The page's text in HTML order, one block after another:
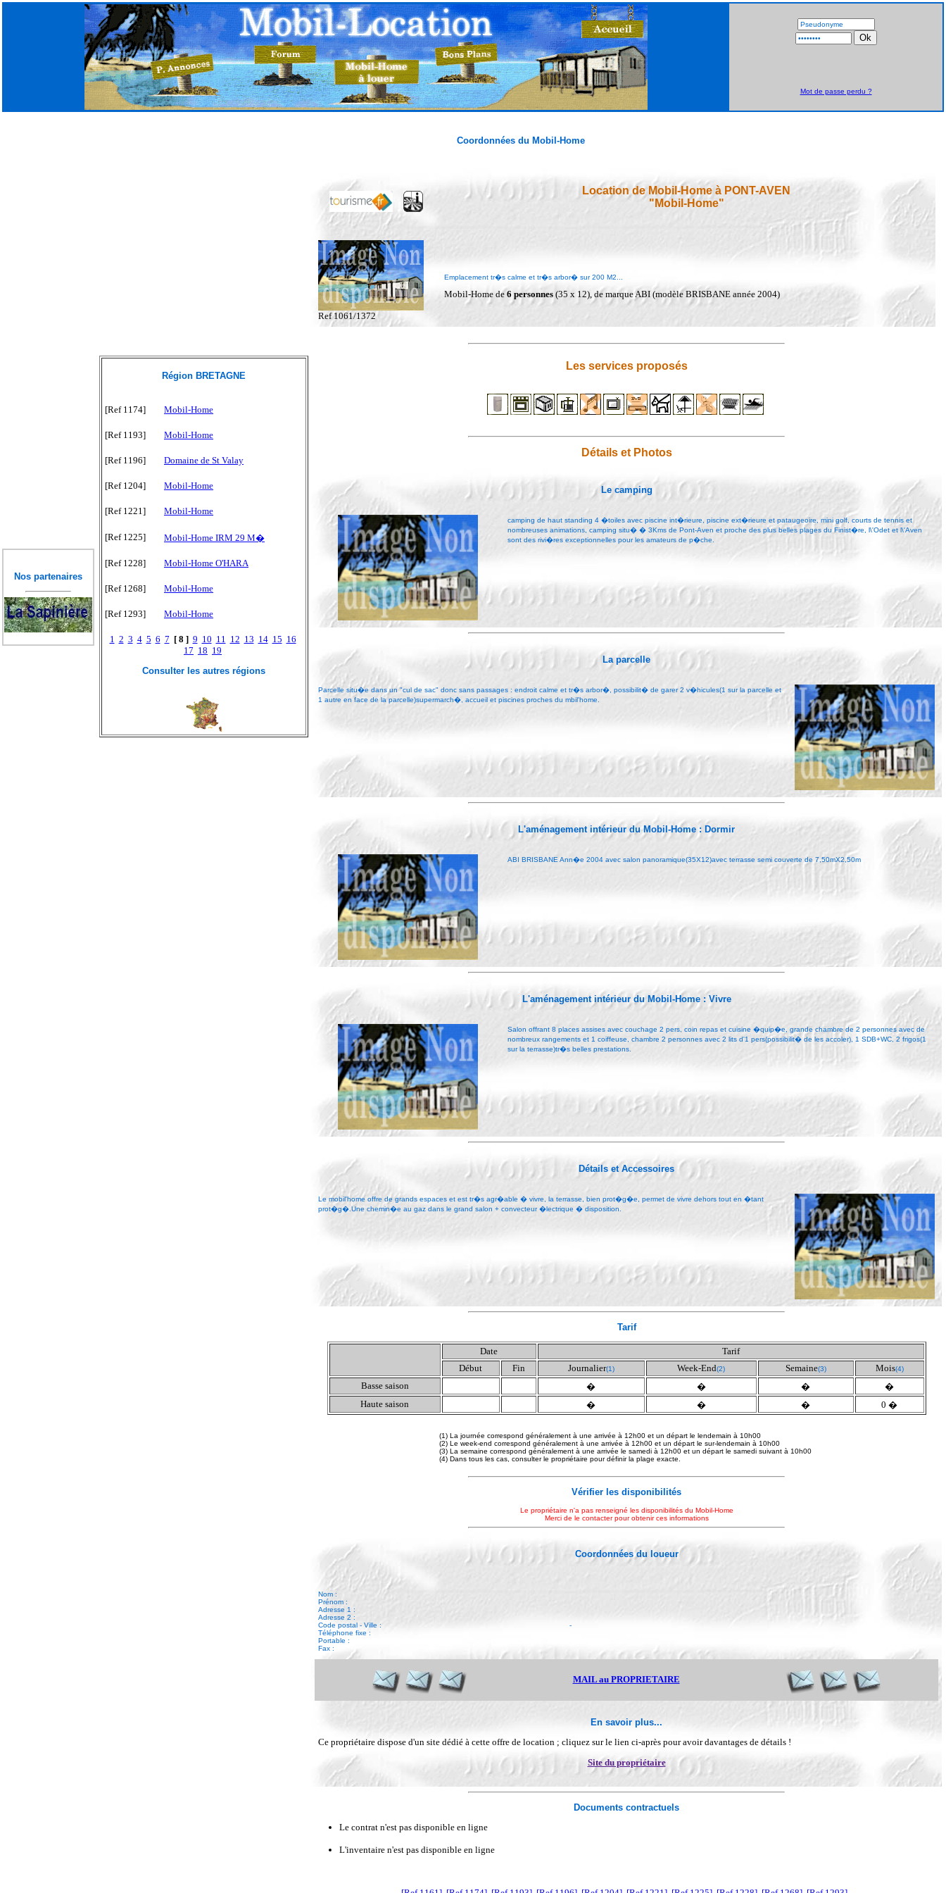
Mot de passe perdu ?
Nos partenaires
Coordonnées du Mobil-Home
Région BRETAGNE
[Ref 1174] Mobil-Home
[Ref 1193] Mobil-Home
[Ref 1196] Domaine de St Valay
[Ref 1204] Mobil-Home
[Ref 1221] Mobil-Home
[Ref 1225] Mobil-Home IRM 29 M�
[Ref 1228] Mobil-Home O'HARA
[Ref 1268] Mobil-Home
[Ref 1293] Mobil-Home
1 2 3 4 5 6 7 [ 8 ] 9 10 11 12 13 14 15 16
17 18 19
Consulter les autres régions
Location de Mobil-Home à PONT-AVEN
"Mobil-Home"
Ref 1061/1372
Emplacement tr�s calme et tr�s arbor� sur 200 M2...
Mobil-Home de 6 personnes (35 x 12), de marque ABI (modèle BRISBANE année 2004)
Les services proposés
Détails et Photos
Le camping
camping de haut standing 4 �toiles avec piscine int�rieure, piscine ext�rieure et pataugeoire, mini golf, courts de tennis et
nombreuses animations, camping situ� � 3Kms de Pont-Aven et proche des plus belles plages du Finist�re, l\'Odet et l\'Aven
sont des rivi�res exceptionnelles pour les amateurs de p�che.
La parcelle
Parcelle situ�e dans un "cul de sac" donc sans passages : endroit calme et tr�s arbor�, possibilit� de garer 2 v�hicules(1 sur la parcelle et
1 autre en face de la parcelle)supermarch�, accueil et piscines proches du mbil'home.
L'aménagement intérieur du Mobil-Home : Dormir
ABI BRISBANE Ann�e 2004 avec salon panoramique(35X12)avec terrasse semi couverte de 7,50mX2,50m
L'aménagement intérieur du Mobil-Home : Vivre
Salon offrant 8 places assises avec couchage 2 pers, coin repas et cuisine �quip�e, grande chambre de 2 personnes avec de
nombreux rangements et 1 coiffeuse, chambre 2 personnes avec 2 lits d'1 pers(possibilit� de les accoler), 1 SDB+WC, 2 frigos(1
sur la terrasse)tr�s belles prestations.
Détails et Accessoires
Le mobil'home offre de grands espaces et est tr�s agr�able � vivre, la terrasse, bien prot�g�e, permet de vivre dehors tout en �tant
prot�g�.Une chemin�e au gaz dans le grand salon + convecteur �lectrique � disposition.
Tarif
Date
Tarif
Début
Fin Journalier(1) Week-End(2) Semaine(3) Mois(4)
Basse saison � � �
�
Haute saison
� � � 0 �
(1) La journée correspond généralement à une arrivée à 12h00 et un départ le lendemain à 10h00
(2) Le week-end correspond généralement à une arrivée à 12h00 et un départ le sur-lendemain à 10h00
(3) La semaine correspond généralement à une arrivée le samedi à 12h00 et un départ le samedi suivant à 10h00
(4) Dans tous les cas, consulter le propriétaire pour définir la plage exacte.
Vérifier les disponibilités
Le propriétaire n'a pas renseigné les disponibilités du Mobil-Home
Merci de le contacter pour obtenir ces informations
Coordonnées du loueur
Nom :
Prénom :
Adresse 1 :
Adresse 2 :
Code postal - Ville :
Téléphone fixe :
Portable :
Fax :
-
MAIL au PROPRIETAIRE
En savoir plus...
Ce propriétaire dispose d'un site dédié à cette offre de location ; cliquez sur le lien ci-après pour avoir davantages de détails !
Site du propriétaire
Documents contractuels
Le contrat n'est pas disponible en ligne
L'inventaire n'est pas disponible en ligne